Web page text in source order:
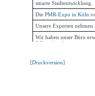
[Druckversion]